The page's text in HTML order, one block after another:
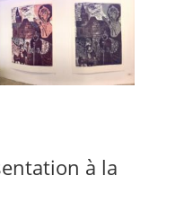
à la